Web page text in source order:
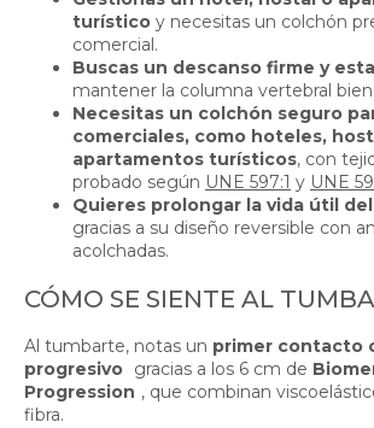
turístico y necesitas un colchón
comercial.
Buscas un descanso firme y
mantener la columna vertebral bien
Necesitas un colchón seguro
comerciales, como hoteles,
apartamentos turísticos, con
probado según UNE 597:1 y UNE
Quieres prolongar la vida útil
gracias a su diseño reversible con
acolchadas.
CÓMO SE SIENTE AL
Al tumbarte, notas un primer contacto
progresivo gracias a los 6 cm de
Progression , que combinan
fibra.